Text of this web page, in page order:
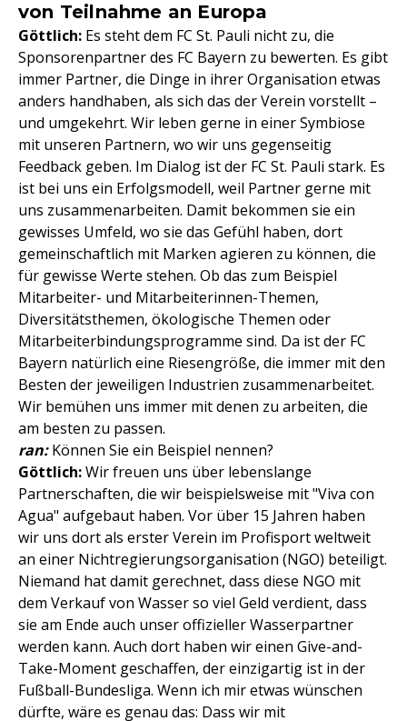
von Teilnahme an Europa
Göttlich: Es steht dem FC St. Pauli nicht zu, die
Sponsorenpartner des FC Bayern zu bewerten. Es gibt
immer Partner, die Dinge in ihrer Organisation etwas
anders handhaben, als sich das der Verein vorstellt –
und umgekehrt. Wir leben gerne in einer Symbiose
mit unseren Partnern, wo wir uns gegenseitig
Feedback geben. Im Dialog ist der FC St. Pauli stark. Es
ist bei uns ein Erfolgsmodell, weil Partner gerne mit
uns zusammenarbeiten. Damit bekommen sie ein
gewisses Umfeld, wo sie das Gefühl haben, dort
gemeinschaftlich mit Marken agieren zu können, die
für gewisse Werte stehen. Ob das zum Beispiel
Mitarbeiter- und Mitarbeiterinnen-Themen,
Diversitätsthemen, ökologische Themen oder
Mitarbeiterbindungsprogramme sind. Da ist der FC
Bayern natürlich eine Riesengröße, die immer mit den
Besten der jeweiligen Industrien zusammenarbeitet.
Wir bemühen uns immer mit denen zu arbeiten, die
am besten zu passen.
ran:Können Sie ein Beispiel nennen?
Göttlich:Wir freuen uns über lebenslange
Partnerschaften, die wir beispielsweise mit "Viva con
Agua" aufgebaut haben. Vor über 15 Jahren haben
wir uns dort als erster Verein im Profisport weltweit
an einer Nichtregierungsorganisation (NGO) beteiligt.
Niemand hat damit gerechnet, dass diese NGO mit
dem Verkauf von Wasser so viel Geld verdient, dass
sie am Ende auch unser offizieller Wasserpartner
werden kann. Auch dort haben wir einen Give-and-
Take-Moment geschaffen, der einzigartig ist in der
Fußball-Bundesliga. Wenn ich mir etwas wünschen
dürfte, wäre es genau das: Dass wir mit